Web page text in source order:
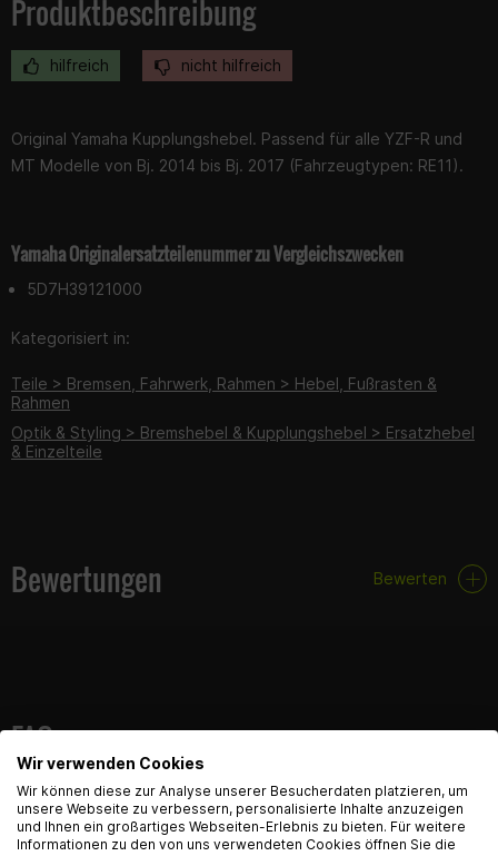
Produktbeschreibung
hilfreich nicht hilfreich
Original Yamaha Kupplungshebel. Passend für alle YZF-R und
MT Modelle von Bj. 2014 bis Bj. 2017 (Fahrzeugtypen: RE11).
Yamaha Originalersatzteilenummer zu Vergleichszwecken
5D7H39121000
Kategorisiert in:
Teile > Bremsen, Fahrwerk, Rahmen > Hebel, Fußrasten &
Rahmen
Optik & Styling > Bremshebel & Kupplungshebel > Ersatzhebel
& Einzelteile
Bewertungen Bewerten
FAQ
Hier findest du die häufigsten Fragen und die dazugehörigen
Antworten zu diesem Artikel.English Language recognized
Hey! Our Shop recognized that you are from USA.
Wir verwenden Cookies
Wir können diese zur Analyse unserer Besucherdaten platzieren, um
unsere Webseite zu verbessern, personalisierte Inhalte anzuzeigen
und Ihnen ein großartiges Webseiten-Erlebnis zu bieten. Für weitere
Informationen zu den von uns verwendeten Cookies öffnen Sie die